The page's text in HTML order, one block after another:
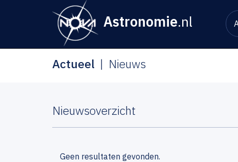
Astronomie.nl
Actueel Nieuws
Nieuwsoverzicht
Geen resultaten gevonden.